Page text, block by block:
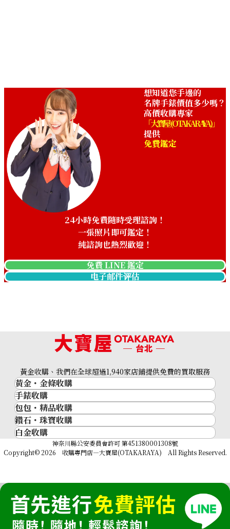
想知道您手邊的
名牌手錶價值多少嗎？
高價收購專家
「大寶屋 (OTAKARAYA)」
提供
免費鑑定
24小時免費隨時受理諮詢！
一張照片即可鑑定！
純諮詢也熱烈歡迎！
免費 LINE 鑑定
电子邮件评估
黃金收購、我們在全球超過1,940家店鋪提供免費的買取服務
黃金・金條收購
黃金與貴金屬
金的錠
金幣
黃金過去10年
黃金飾品
手錶收購
名牌手錶
Rolex
Patek Philippe
Audemars Piguet
包包・精品收購
品牌精品
Cartier
LOUIS VUITTON
Hermès
CHANEL
Fendi
Dior
Gucci
鑽石・珠寶收購
鑽石･珠寶
祖母綠（翠玉）
藍寶石（蒼玉）
白金收購
神奈川縣公安委員會許可 第451380001308號
Copyright© 2026 收購專門店—大寶屋(OTAKARAYA) All Rights Reserved.